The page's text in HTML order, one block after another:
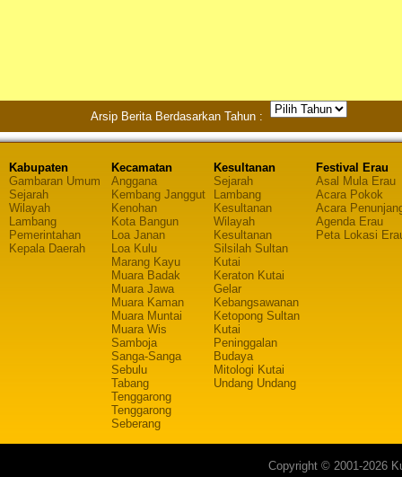
Arsip Berita Berdasarkan Tahun :
Kabupaten
Gambaran Umum
Sejarah
Wilayah
Lambang
Pemerintahan
Kepala Daerah
Kecamatan
Anggana
Kembang Janggut
Kenohan
Kota Bangun
Loa Janan
Loa Kulu
Marang Kayu
Muara Badak
Muara Jawa
Muara Kaman
Muara Muntai
Muara Wis
Samboja
Sanga-Sanga
Sebulu
Tabang
Tenggarong
Tenggarong
Seberang
Kesultanan
Sejarah
Lambang
Kesultanan
Wilayah
Kesultanan
Silsilah Sultan
Kutai
Keraton Kutai
Gelar
Kebangsawanan
Ketopong Sultan
Kutai
Peninggalan
Budaya
Mitologi Kutai
Undang Undang
Festival Erau
Asal Mula Erau
Acara Pokok
Acara
Agenda Erau
Peta Lokasi
Copyright © 2001-2026